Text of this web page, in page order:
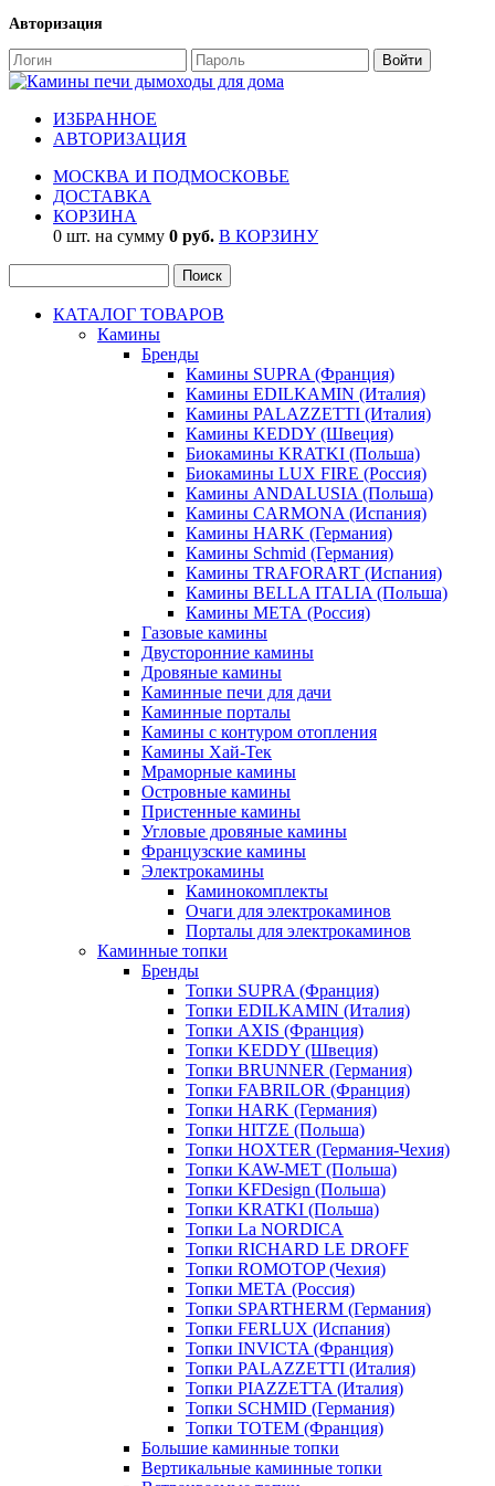
Авторизация
ИЗБРАННОЕ
АВТОРИЗАЦИЯ
МОСКВА И ПОДМОСКОВЬЕ
ДОСТАВКА
КОРЗИНА
0 шт. на сумму 0 руб. В КОРЗИНУ
КАТАЛОГ ТОВАРОВ
Камины
Бренды
Камины SUPRA (Франция)
Камины EDILKAMIN (Италия)
Камины PALAZZETTI (Италия)
Камины KEDDY (Швеция)
Биокамины KRATKI (Польша)
Биокамины LUX FIRE (Россия)
Камины ANDALUSIA (Польша)
Камины CARMONA (Испания)
Камины HARK (Германия)
Камины Schmid (Германия)
Камины TRAFORART (Испания)
Камины BELLA ITALIA (Польша)
Камины МЕТА (Россия)
Газовые камины
Двусторонние камины
Дровяные камины
Каминные печи для дачи
Каминные порталы
Камины с контуром отопления
Камины Хай-Тек
Мраморные камины
Островные камины
Пристенные камины
Угловые дровяные камины
Французские камины
Электрокамины
Каминокомплекты
Очаги для электрокаминов
Порталы для электрокаминов
Каминные топки
Бренды
Топки SUPRA (Франция)
Топки EDILKAMIN (Италия)
Топки AXIS (Франция)
Топки KEDDY (Швеция)
Топки BRUNNER (Германия)
Топки FABRILOR (Франция)
Топки HARK (Германия)
Топки HITZE (Польша)
Топки HOXTER (Германия-Чехия)
Топки KAW-MET (Польша)
Топки KFDesign (Польша)
Топки KRATKI (Польша)
Топки La NORDICA
Топки RICHARD LE DROFF
Топки ROMOTOP (Чехия)
Топки МЕТА (Россия)
Топки SPARTHERM (Германия)
Топки FERLUX (Испания)
Топки INVICTA (Франция)
Топки PALAZZETTI (Италия)
Топки PIAZZETTA (Италия)
Топки SCHMID (Германия)
Топки TOTEM (Франция)
Большие каминные топки
Вертикальные каминные топки